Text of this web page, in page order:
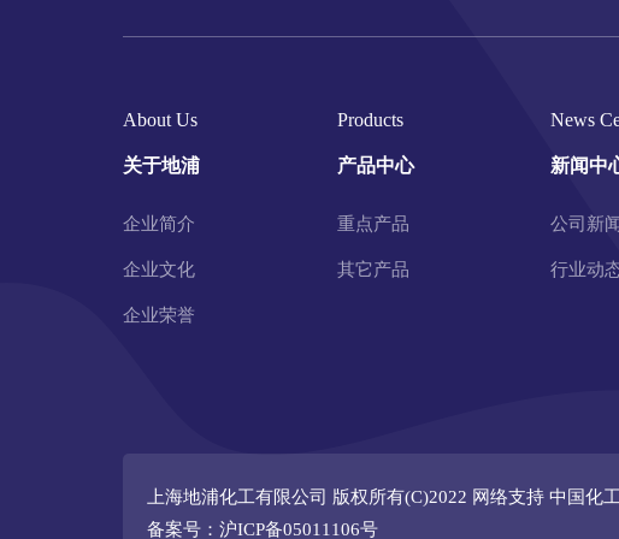
About Us
关于地浦
企业简介
企业文化
企业荣誉
Products
产品中心
重点产品
其它产品
News
新闻中
公司新闻
行业动
上海地浦化工有限公司 版权所有(C)2022 网络支持 中国化
备案号：沪ICP备05011106号